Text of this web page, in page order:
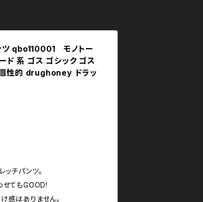
ツ qbo110001 モノトー
ド 系 ゴス ゴシック ゴス
性的 drughoney ドラッ
チパンツ。
せてもGOOD!
感はありません。